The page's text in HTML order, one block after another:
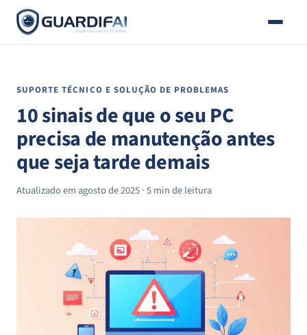
Pular
para
o
SUPORTE TÉCNICO E SOLUÇÃO DE PROBLEMAS
10 sinais de que o seu PC
precisa de manutenção antes
que seja tarde demais
Atualizado em agosto de 2025 · 5 min de leitura
E-
mail